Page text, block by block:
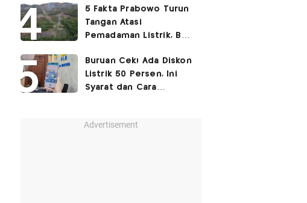
5 Fakta Prabowo Turun
Tangan Atasi
Pemadaman Listrik, BBM
Buruan Cek! Ada Diskon
Listrik 50 Persen, Ini
Syarat dan Cara
Advertisement